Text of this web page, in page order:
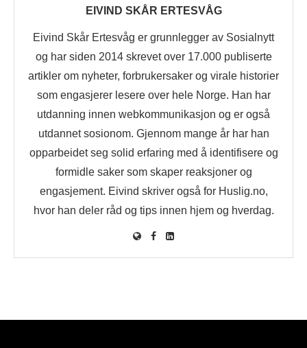
EIVIND SKÅR ERTESVÅG
Eivind Skår Ertesvåg er grunnlegger av Sosialnytt
og har siden 2014 skrevet over 17.000 publiserte
artikler om nyheter, forbrukersaker og virale historier
som engasjerer lesere over hele Norge. Han har
utdanning innen webkommunikasjon og er også
utdannet sosionom. Gjennom mange år har han
opparbeidet seg solid erfaring med å identifisere og
formidle saker som skaper reaksjoner og
engasjement. Eivind skriver også for Huslig.no,
hvor han deler råd og tips innen hjem og hverdag.